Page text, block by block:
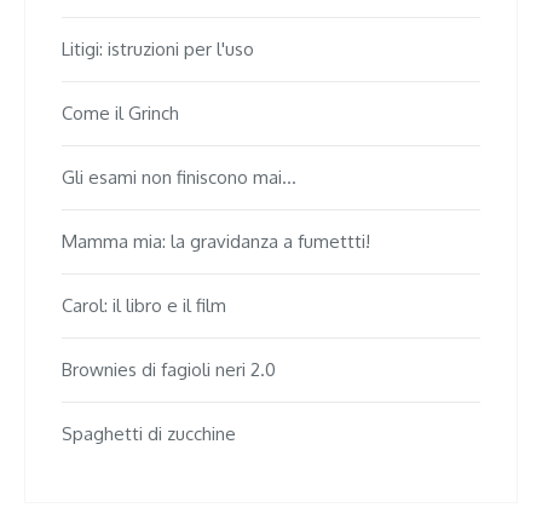
Litigi: istruzioni per l'uso
Come il Grinch
Gli esami non finiscono mai...
Mamma mia: la gravidanza a fumettti!
Carol: il libro e il film
Brownies di fagioli neri 2.0
Spaghetti di zucchine